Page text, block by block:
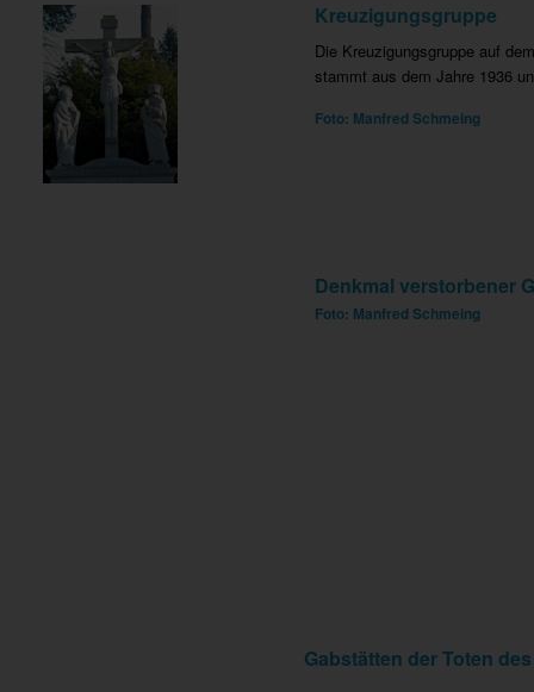
Kreuzigungsgruppe
Die Kreuzigungsgruppe auf
stammt aus dem Jahre 1936
Foto: Manfred Schmeing
Denkmal verstorbener
Foto: Manfred Schmeing
Gabstätten der Toten